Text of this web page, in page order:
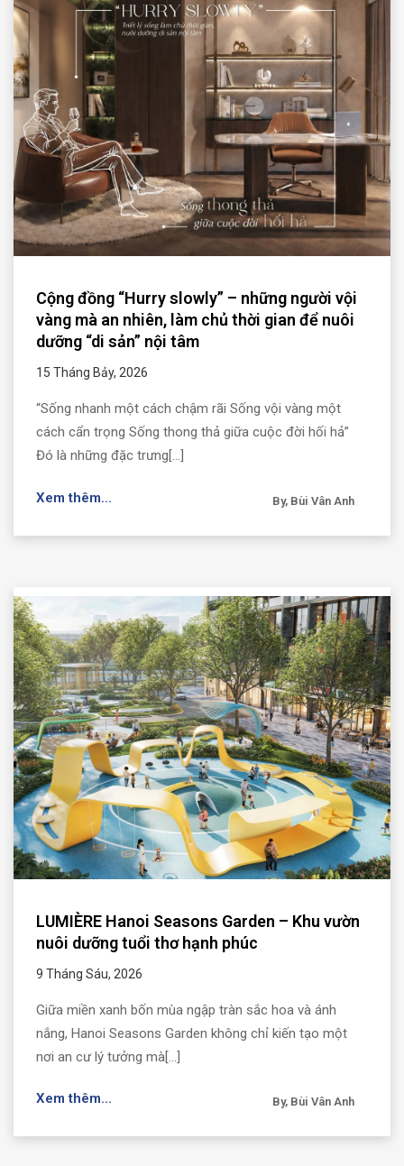
Cộng đồng “Hurry slowly” – những người vội
vàng mà an nhiên, làm chủ thời gian để nuôi
dưỡng “di sản” nội tâm
15 Tháng Bảy, 2026
“Sống nhanh một cách chậm rãi Sống vội vàng một
cách cẩn trọng Sống thong thả giữa cuộc đời hối hả”
Đó là những đặc trưng[...]
Xem thêm... By, Bùi Vân Anh
LUMIÈRE Hanoi Seasons Garden – Khu vườn
nuôi dưỡng tuổi thơ hạnh phúc
9 Tháng Sáu, 2026
Giữa miền xanh bốn mùa ngập tràn sắc hoa và ánh
nắng, Hanoi Seasons Garden không chỉ kiến tạo một
nơi an cư lý tưởng mà[...]
Xem thêm... By, Bùi Vân Anh